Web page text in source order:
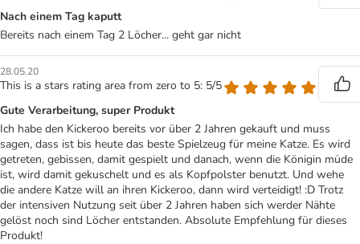
Nach einem Tag kaputt
Bereits nach einem Tag 2 Löcher... geht gar nicht
28.05.20
This is a stars rating area from zero to 5: 5/5
Gute Verarbeitung, super Produkt
Ich habe den Kickeroo bereits vor über 2 Jahren gekauft und muss
sagen, dass ist bis heute das beste Spielzeug für meine Katze. Es wird
getreten, gebissen, damit gespielt und danach, wenn die Königin müde
ist, wird damit gekuschelt und es als Kopfpolster benutzt. Und wehe
die andere Katze will an ihren Kickeroo, dann wird verteidigt! :D Trotz
der intensiven Nutzung seit über 2 Jahren haben sich werder Nähte
gelöst noch sind Löcher entstanden. Absolute Empfehlung für dieses
Produkt!